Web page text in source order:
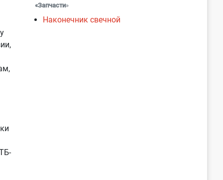
«Запчасти»
Наконечник свечной